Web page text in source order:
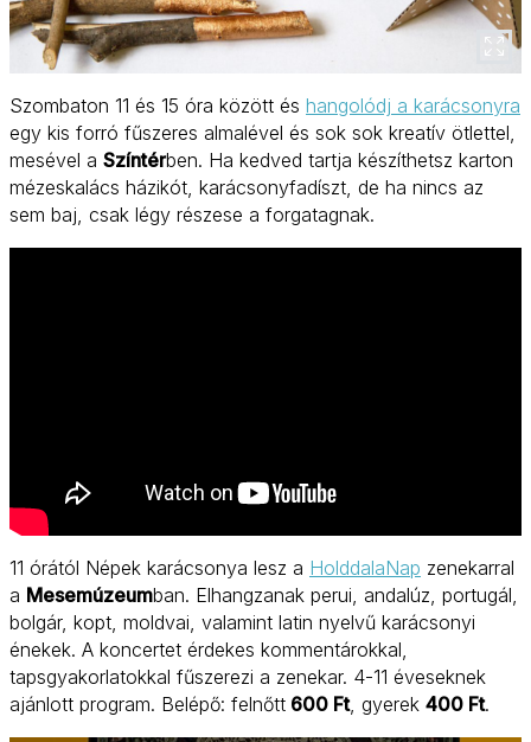
Szombaton 11 és 15 óra között és hangolódj a karácsonyra
egy kis forró fűszeres almalével és sok sok kreatív ötlettel,
mesével a Színtérben. Ha kedved tartja készíthetsz karton
mézeskalács házikót, karácsonyfadíszt, de ha nincs az
sem baj, csak légy részese a forgatagnak.
11 órától Népek karácsonya lesz a HolddalaNap zenekarral
a Mesemúzeumban. Elhangzanak perui, andalúz, portugál,
bolgár, kopt, moldvai, valamint latin nyelvű karácsonyi
énekek. A koncertet érdekes kommentárokkal,
tapsgyakorlatokkal fűszerezi a zenekar. 4-11 éveseknek
ajánlott program. Belépő: felnőtt 600 Ft, gyerek 400 Ft.